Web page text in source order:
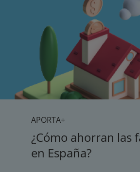
APORTA+
¿Cómo ahorran las
en España?